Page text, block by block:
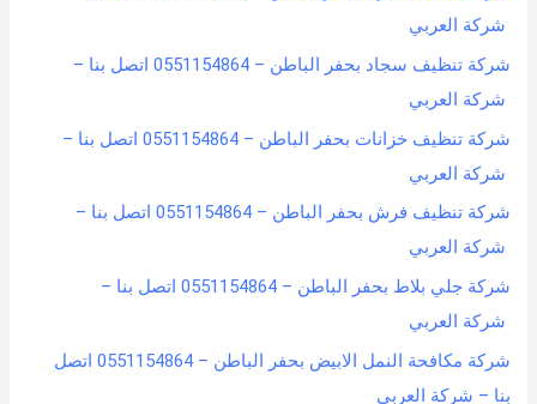
شركة العربي
شركة تنظيف سجاد بحفر الباطن – 0551154864 اتصل بنا –
شركة العربي
شركة تنظيف خزانات بحفر الباطن – 0551154864 اتصل بنا –
شركة العربي
شركة تنظيف فرش بحفر الباطن – 0551154864 اتصل بنا –
شركة العربي
شركة جلي بلاط بحفر الباطن – 0551154864 اتصل بنا –
شركة العربي
شركة مكافحة النمل الابيض بحفر الباطن – 0551154864 اتصل
بنا – شركة العربي